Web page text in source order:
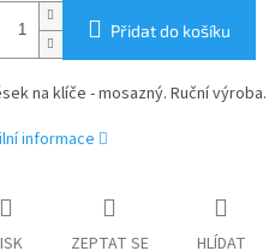
Přidat do košíku
na klíče - mosazný. Ruční výroba.
informace
ZEPTAT SE HLÍDAT